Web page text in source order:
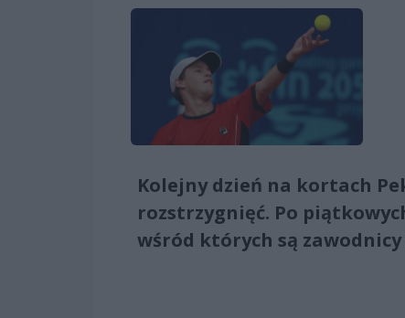
Kolejny dzień na kortach
rozstrzygnięć. Po
wśród których są